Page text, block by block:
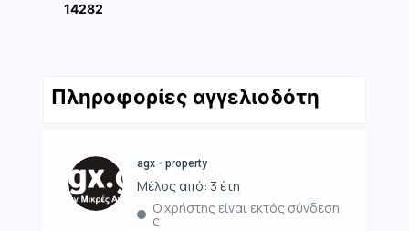
14282
Πληροφορίες αγγελιοδότη
agx - property
Μέλος από: 3 έτη
Ο χρήστης είναι εκτός σύνδεση
ς